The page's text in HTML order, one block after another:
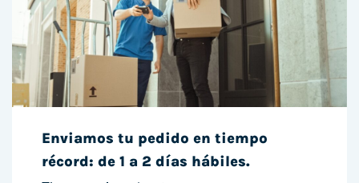
Enviamos tu pedido en tiempo
récord: de 1 a 2 días hábiles.